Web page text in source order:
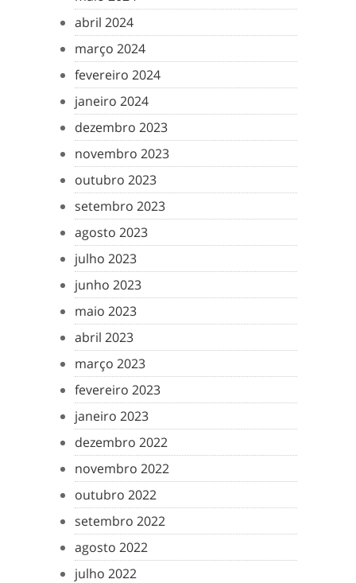
abril 2024
março 2024
fevereiro 2024
janeiro 2024
dezembro 2023
novembro 2023
outubro 2023
setembro 2023
agosto 2023
julho 2023
junho 2023
maio 2023
abril 2023
março 2023
fevereiro 2023
janeiro 2023
dezembro 2022
novembro 2022
outubro 2022
setembro 2022
agosto 2022
julho 2022